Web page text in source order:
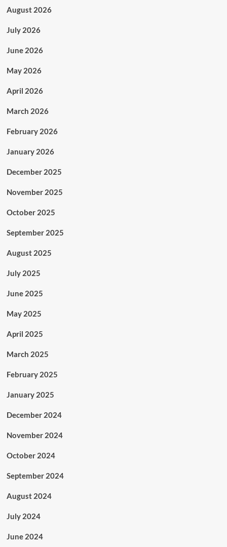
August 2026
July 2026
June 2026
May 2026
April 2026
March 2026
February 2026
January 2026
December 2025
November 2025
October 2025
September 2025
August 2025
July 2025
June 2025
May 2025
April 2025
March 2025
February 2025
January 2025
December 2024
November 2024
October 2024
September 2024
August 2024
July 2024
June 2024